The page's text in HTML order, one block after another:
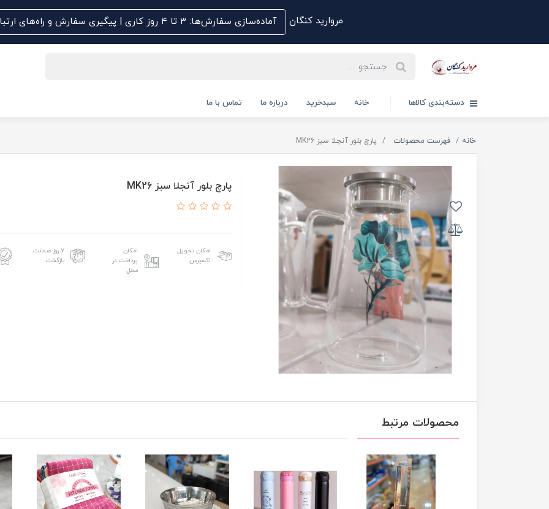
مروارید کنگان آماده‌سازی سفارش‌ها: ۳ تا ۴ روز کاری | پیگیری سفارش و راه‌های ارتباطی کلیک کنید
دسته‌بندی کالاها خانه سبدخرید درباره ما تماس با ما
خانه فهرست محصولات پارچ بلور آنجلا سبز MK26
پارچ بلور آنجلا سبز MK26
امکان تحویل
اکسپرس
امکان
پرداخت در
محل
۷ روز ضمانت
بازگشت
محصولات مرتبط